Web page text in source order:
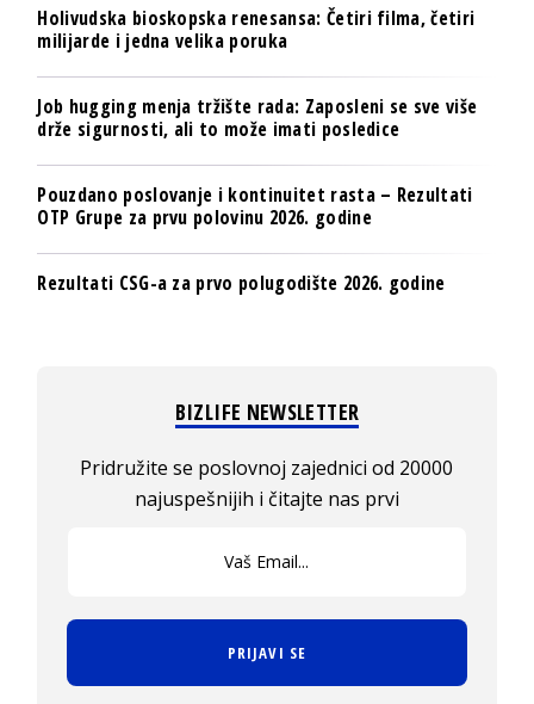
Holivudska bioskopska renesansa: Četiri filma, četiri
milijarde i jedna velika poruka
Job hugging menja tržište rada: Zaposleni se sve više
drže sigurnosti, ali to može imati posledice
Pouzdano poslovanje i kontinuitet rasta – Rezultati
OTP Grupe za prvu polovinu 2026. godine
Rezultati CSG-a za prvo polugodište 2026. godine
BIZLIFE NEWSLETTER
Pridružite se poslovnoj zajednici od 20000
najuspešnijih i čitajte nas prvi
PRIJAVI SE